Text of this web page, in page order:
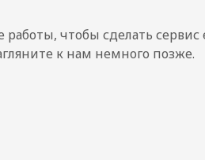
чтобы сделать сервис
к нам немного позже.